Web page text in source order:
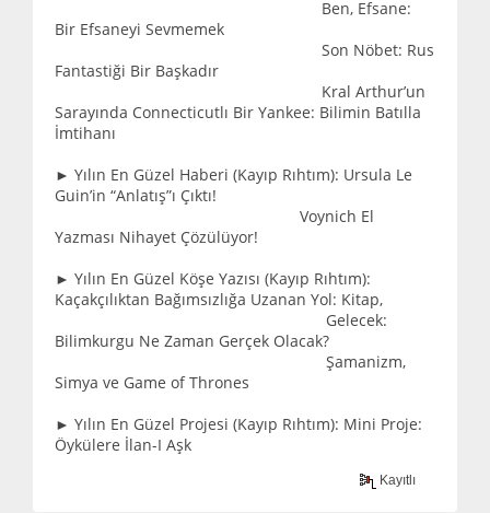
Ben, Efsane:
Bir Efsaneyi Sevmemek
Son Nöbet: Rus
Fantastiği Bir Başkadır
Kral Arthur’un
Sarayında Connecticutlı Bir Yankee: Bilimin Batılla
İmtihanı
► Yılın En Güzel Haberi (Kayıp Rıhtım): Ursula Le
Guin’in “Anlatış”ı Çıktı!
Voynich El
Yazması Nihayet Çözülüyor!
► Yılın En Güzel Köşe Yazısı (Kayıp Rıhtım):
Kaçakçılıktan Bağımsızlığa Uzanan Yol: Kitap,
Gelecek:
Bilimkurgu Ne Zaman Gerçek Olacak?
Şamanizm,
Simya ve Game of Thrones
► Yılın En Güzel Projesi (Kayıp Rıhtım): Mini Proje:
Öykülere İlan-I Aşk
Kayıtlı